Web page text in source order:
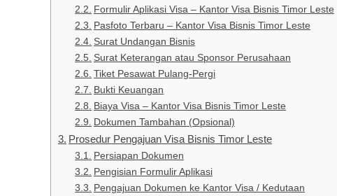
Formulir Aplikasi Visa – Kantor Visa Bisnis Timor Leste
Pasfoto Terbaru – Kantor Visa Bisnis Timor Leste
Surat Undangan Bisnis
Surat Keterangan atau Sponsor Perusahaan
Tiket Pesawat Pulang-Pergi
Bukti Keuangan
Biaya Visa – Kantor Visa Bisnis Timor Leste
Dokumen Tambahan (Opsional)
Prosedur Pengajuan Visa Bisnis Timor Leste
Persiapan Dokumen
Pengisian Formulir Aplikasi
Pengajuan Dokumen ke Kantor Visa / Kedutaan